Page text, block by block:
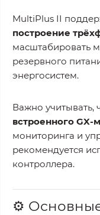
MultiPlus II
построение
масштабировать
резервного
энергосистем.
Важно учитывать,
встроенного GX-
мониторинга и
рекомендуется
контроллера.
⚙ Основные